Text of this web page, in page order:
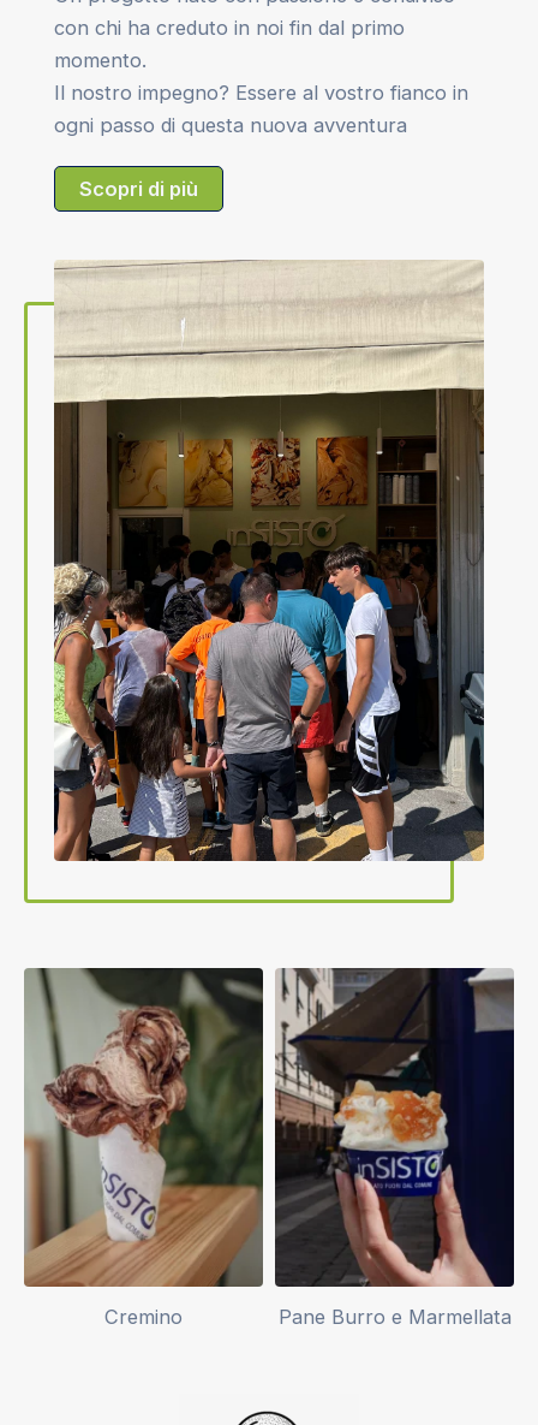
con chi ha creduto in noi fin dal primo
momento.
Il nostro impegno? Essere al vostro fianco in
ogni passo di questa nuova avventura
Scopri di più
Cremino Pane Burro e Marmellata